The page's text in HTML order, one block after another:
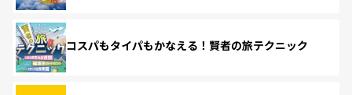
コスパもタイパもかなえる！賢者の旅テクニック